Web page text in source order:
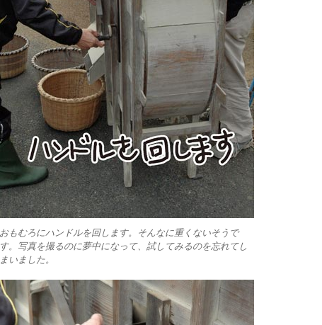
おもむろにハンドルを回します。そんなに重くないそうで
す。写真を撮るのに夢中になって、試してみるのを忘れてし
まいました。